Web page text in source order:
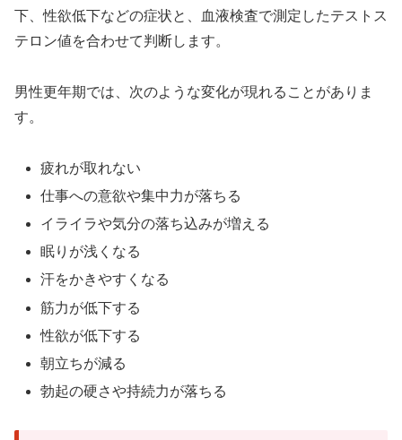
下、性欲低下などの症状と、血液検査で測定したテストス
テロン値を合わせて判断します。
男性更年期では、次のような変化が現れることがありま
す。
疲れが取れない
仕事への意欲や集中力が落ちる
イライラや気分の落ち込みが増える
眠りが浅くなる
汗をかきやすくなる
筋力が低下する
性欲が低下する
朝立ちが減る
勃起の硬さや持続力が落ちる